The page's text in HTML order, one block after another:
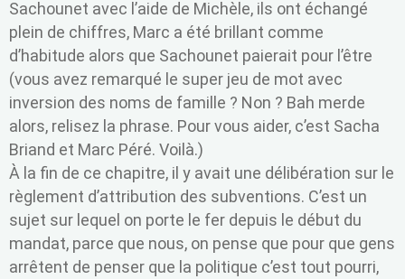
Sachounet avec l’aide de Michèle, ils ont échangé
plein de chiffres, Marc a été brillant comme
d’habitude alors que Sachounet paierait pour l’être
(vous avez remarqué le super jeu de mot avec
inversion des noms de famille ? Non ? Bah merde
alors, relisez la phrase. Pour vous aider, c’est Sacha
Briand et Marc Péré. Voilà.)
À la fin de ce chapitre, il y avait une délibération sur le
règlement d’attribution des subventions. C’est un
sujet sur lequel on porte le fer depuis le début du
mandat, parce que nous, on pense que pour que gens
arrêtent de penser que la politique c’est tout pourri,